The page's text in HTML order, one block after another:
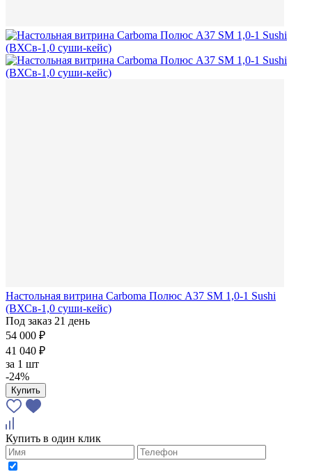
Настольная витрина Carboma Полюс A37 SM 1,0-1 Sushi
(ВХСв-1,0 суши-кейс)
Под заказ 21 день
54 000 ₽
41 040 ₽
за 1 шт
-24%
Купить
Купить в один клик